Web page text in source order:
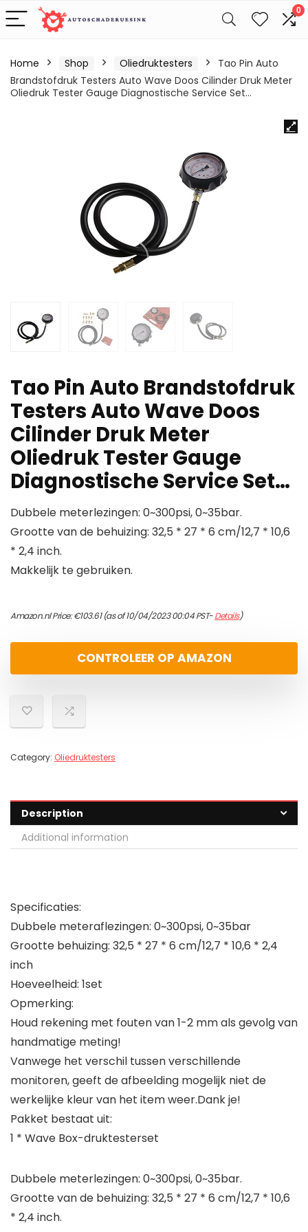
0
Home Shop Oliedruktesters
Tao Pin Auto
Brandstofdruk Testers Auto Wave Doos Cilinder Druk Meter
Oliedruk Tester Gauge Diagnostische Service Set…
Tao Pin Auto Brandstofdruk
Testers Auto Wave Doos
Cilinder Druk Meter
Oliedruk Tester Gauge
Diagnostische Service Set…
Dubbele meterlezingen: 0~300psi, 0~35bar.
Grootte van de behuizing: 32,5 * 27 * 6 cm/12,7 * 10,6
* 2,4 inch.
Makkelijk te gebruiken.
Amazon.nl Price:€103.61(as of 10/04/2023 00:04 PST-Details)
CONTROLEER OP AMAZON
Category: Oliedruktesters
Description
Additional information
Specificaties:
Dubbele meteraflezingen: 0~300psi, 0~35bar
Grootte behuizing: 32,5 * 27 * 6 cm/12,7 * 10,6 * 2,4
inch
Hoeveelheid: 1set
Opmerking:
Houd rekening met fouten van 1-2 mm als gevolg van
handmatige meting!
Vanwege het verschil tussen verschillende
monitoren, geeft de afbeelding mogelijk niet de
werkelijke kleur van het item weer.Dank je!
Pakket bestaat uit:
1 * Wave Box-druktesterset
Dubbele meterlezingen: 0~300psi, 0~35bar.
Grootte van de behuizing: 32,5 * 27 * 6 cm/12,7 * 10,6
* 2,4 inch.